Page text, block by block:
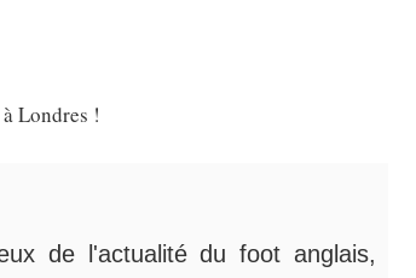
Londres !
de l'actualité du foot anglais,